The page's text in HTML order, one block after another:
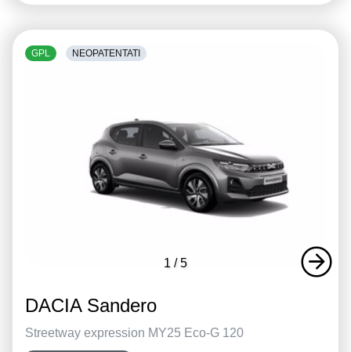
1 /5
GPL NEOPATENTATI
DACIA Sandero
Streetway expression MY25 Eco-G 120